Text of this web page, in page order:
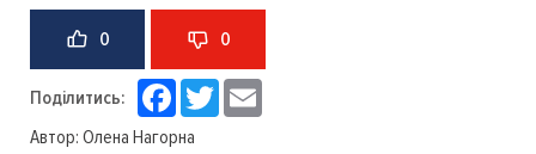
0 0
Поділитись: Facebook
Twitter
Автор: Олена Нагорна